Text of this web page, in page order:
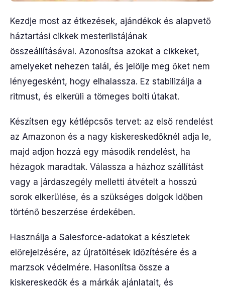
Kezdje most az étkezések, ajándékok és alapvető
háztartási cikkek mesterlistájának
összeállításával. Azonosítsa azokat a cikkeket,
amelyeket nehezen talál, és jelölje meg őket nem
lényegesként, hogy elhalassza. Ez stabilizálja a
ritmust, és elkerüli a tömeges bolti útakat.
Készítsen egy kétlépcsős tervet: az első rendelést
az Amazonon és a nagy kiskereskedőknél adja le,
majd adjon hozzá egy második rendelést, ha
hézagok maradtak. Válassza a házhoz szállítást
vagy a járdaszegély melletti átvételt a hosszú
sorok elkerülése, és a szükséges dolgok időben
történő beszerzése érdekében.
Használja a Salesforce-adatokat a készletek
előrejelzésére, az újratöltések időzítésére és a
marzsok védelmére. Hasonlítsa össze a
kiskereskedők és a márkák ajánlatait, és